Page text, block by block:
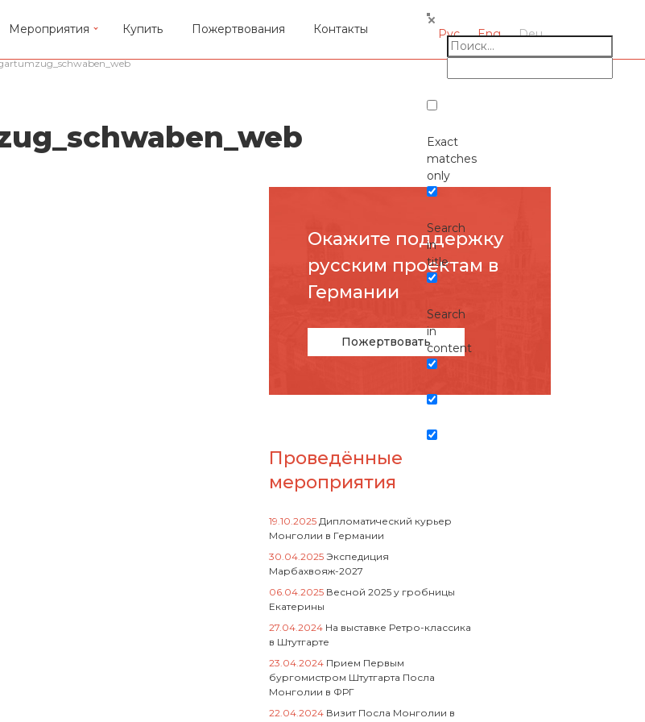
Мероприятия Купить Пожертвования Контакты
Exact
matches
only
Search
in
title
Search
in
content
Рус Eng Deu
Окажите поддержку
русcким проектам в
Германии
Пожертвовать
Проведённые
мероприятия
19.10.2025 Дипломатический курьер
Монголии в Германии
30.04.2025 Экспедиция
Марбахвояж-2027
06.04.2025 Весной 2025 у гробницы
Екатерины
27.04.2024 На выставке Ретро-классика
в Штутгарте
23.04.2024 Прием Первым
бургомистром Штутгарта Посла
Монголии в ФРГ
22.04.2024 Визит Посла Монголии в